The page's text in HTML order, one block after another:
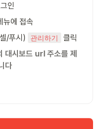
인
뉴에 접속
/푸시) 관리하기 클릭
대시보드 url 주소를 제
다